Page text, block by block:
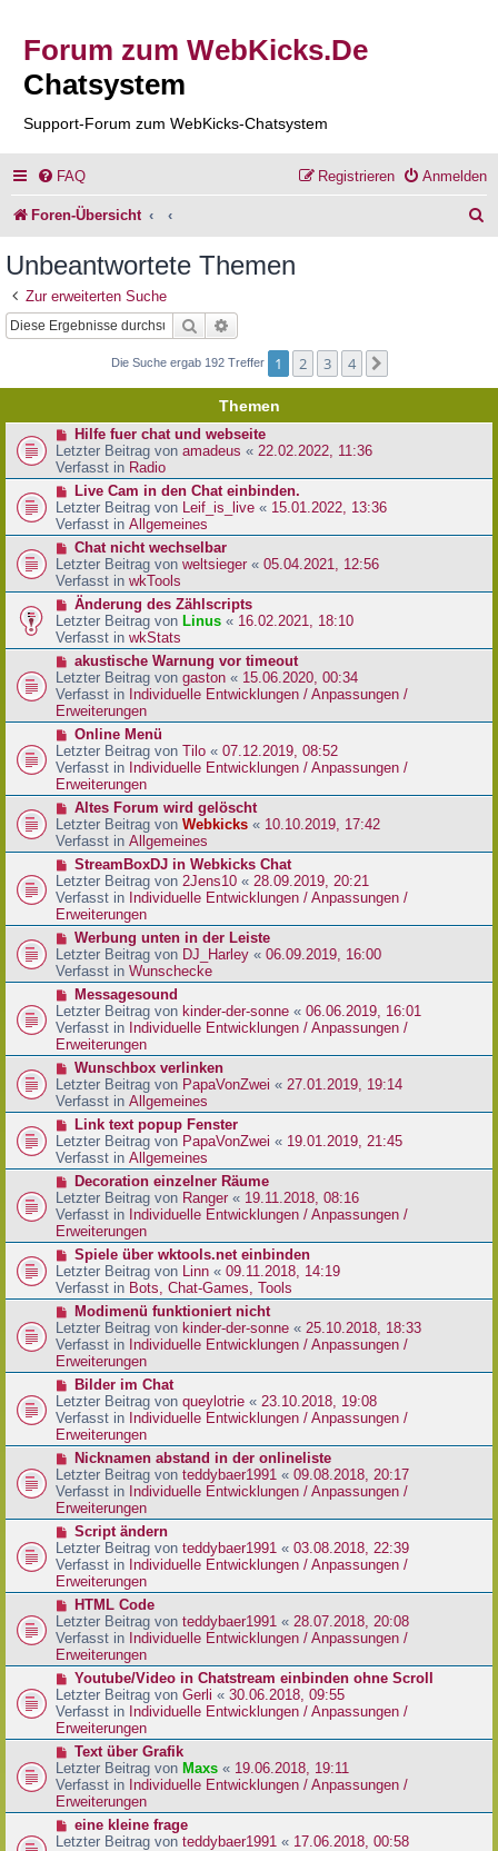
Forum zum WebKicks.De
Chatsystem
Support-Forum zum WebKicks-Chatsystem
FAQ Anmelden
Registrieren
Foren-Übersicht
Unbeantwortete Themen
Zur erweiterten Suche
Suche
Die Suche ergab 192 Treffer 1 2 3 4
Themen
N
e
u
e
r
B
e
t
r
a
g
Hilfe fuer chat und webseite
Letzter Beitrag von amadeus « 22.02.2022, 11:36
Verfasst in Radio
N
e
u
e
r
B
e
t
r
a
g
Live Cam in den Chat einbinden.
Letzter Beitrag von Leif_is_live « 15.01.2022, 13:36
Verfasst in Allgemeines
N
e
u
e
r
B
e
t
r
a
g
Chat nicht wechselbar
Letzter Beitrag von weltsieger « 05.04.2021, 12:56
Verfasst in wkTools
N
e
u
e
r
B
e
i
r
a
g
Änderung des Zählscripts
Letzter Beitrag von Linus « 16.02.2021, 18:10
Verfasst in wkStats
N
e
u
e
r
B
e
i
t
a
g
akustische Warnung vor timeout
Letzter Beitrag von gaston « 15.06.2020, 00:34
Verfasst in Individuelle Entwicklungen / Anpassungen /
Erweiterungen
N
e
u
e
r
B
e
i
r
a
g
Online Menü
Letzter Beitrag von Tilo « 07.12.2019, 08:52
Verfasst in Individuelle Entwicklungen / Anpassungen /
Erweiterungen
N
e
u
e
r
B
e
i
r
a
g
Altes Forum wird gelöscht
Letzter Beitrag von Webkicks « 10.10.2019, 17:42
Verfasst in Allgemeines
N
e
u
e
r
B
e
i
r
a
g
StreamBoxDJ in Webkicks Chat
Letzter Beitrag von 2Jens10 « 28.09.2019, 20:21
Verfasst in Individuelle Entwicklungen / Anpassungen /
Erweiterungen
N
e
u
e
r
B
e
i
r
a
g
Werbung unten in der Leiste
Letzter Beitrag von DJ_Harley « 06.09.2019, 16:00
Verfasst in Wunschecke
N
e
u
e
r
B
e
i
r
a
g
Messagesound
Letzter Beitrag von kinder-der-sonne « 06.06.2019, 16:01
Verfasst in Individuelle Entwicklungen / Anpassungen /
Erweiterungen
N
e
u
e
r
B
e
t
r
a
g
Wunschbox verlinken
Letzter Beitrag von PapaVonZwei « 27.01.2019, 19:14
Verfasst in Allgemeines
N
e
u
e
r
B
e
i
r
a
g
Link text popup Fenster
Letzter Beitrag von PapaVonZwei « 19.01.2019, 21:45
Verfasst in Allgemeines
N
e
u
e
r
B
e
i
r
a
g
Decoration einzelner Räume
Letzter Beitrag von Ranger « 19.11.2018, 08:16
Verfasst in Individuelle Entwicklungen / Anpassungen /
Erweiterungen
N
e
u
e
r
B
e
i
r
a
g
Spiele über wktools.net einbinden
Letzter Beitrag von Linn « 09.11.2018, 14:19
Verfasst in Bots, Chat-Games, Tools
N
e
u
e
r
B
e
i
t
a
g
Modimenü funktioniert nicht
Letzter Beitrag von kinder-der-sonne « 25.10.2018, 18:33
Verfasst in Individuelle Entwicklungen / Anpassungen /
Erweiterungen
N
e
u
e
r
B
e
i
t
a
g
Bilder im Chat
Letzter Beitrag von queylotrie « 23.10.2018, 19:08
Verfasst in Individuelle Entwicklungen / Anpassungen /
Erweiterungen
N
e
u
e
r
B
e
i
t
a
g
Nicknamen abstand in der onlineliste
Letzter Beitrag von teddybaer1991 « 09.08.2018, 20:17
Verfasst in Individuelle Entwicklungen / Anpassungen /
Erweiterungen
N
e
u
e
r
B
e
i
t
a
g
Script ändern
Letzter Beitrag von teddybaer1991 « 03.08.2018, 22:39
Verfasst in Individuelle Entwicklungen / Anpassungen /
Erweiterungen
N
e
u
e
r
B
e
i
t
a
g
HTML Code
Letzter Beitrag von teddybaer1991 « 28.07.2018, 20:08
Verfasst in Individuelle Entwicklungen / Anpassungen /
Erweiterungen
N
e
u
e
r
B
e
i
t
a
Youtube/Video in Chatstream einbinden ohne Scroll
Letzter Beitrag von Gerli « 30.06.2018, 09:55
Verfasst in Individuelle Entwicklungen / Anpassungen /
Erweiterungen
N
e
u
e
r
B
Text über Grafik
Letzter Beitrag von Maxs « 19.06.2018, 19:11
Verfasst in Individuelle Entwicklungen / Anpassungen /
Erweiterungen
N
e
eine kleine frage
Letzter Beitrag von teddybaer1991 « 17.06.2018, 00:58